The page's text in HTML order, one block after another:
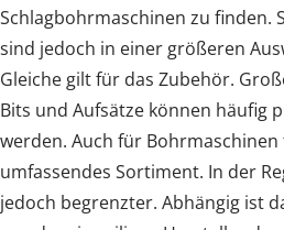
Schlagbohrmaschinen zu finden.
sind jedoch in einer größeren
Gleiche gilt für das Zubehör.
Bits und Aufsätze können häufig
werden. Auch für
umfassendes Sortiment. In der
jedoch begrenzter. Abhängig ist